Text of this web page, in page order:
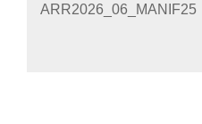
ARR2026_06_MANIF25